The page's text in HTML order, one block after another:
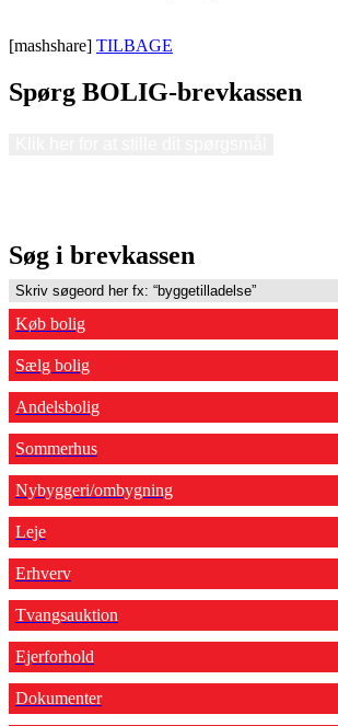
[mashshare] TILBAGE
Spørg BOLIG-brevkassen
Søg i brevkassen
Køb bolig
Sælg bolig
Andelsbolig
Sommerhus
Nybyggeri/ombygning
Leje
Erhverv
Tvangsauktion
Ejerforhold
Dokumenter